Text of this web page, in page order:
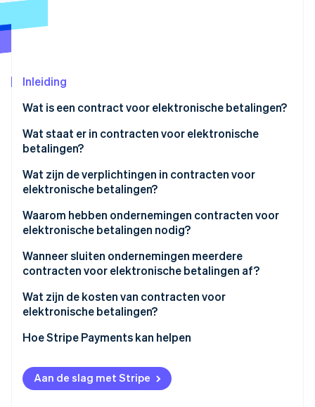
Online identiteitsverificatie
Ontdek hoe Stripe de economische
Nu bekijken
Inleiding
Wat is een contract voor elektronische betalingen?
Welke partijen sluiten een contract voor
elektronische betalingen?
Welke ondernemingen maken gebruik van
elektronische betalingscontracten?
Wat staat er in contracten voor elektronische
betalingen?
Wat zijn de verplichtingen in contracten voor
elektronische betalingen?
Verplichtingen van de onderneming
Verplichtingen van de betaaldienstverlener
Waarom hebben ondernemingen contracten voor
elektronische betalingen nodig?
Wanneer sluiten ondernemingen meerdere
contracten voor elektronische betalingen af?
Wat zijn de kosten van contracten voor
elektronische betalingen?
Hoe Stripe Payments kan helpen
Aan de slag met Stripe